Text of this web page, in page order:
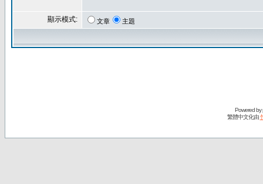
顯示模式: 文章 主題
Powered by
繁體中文化由